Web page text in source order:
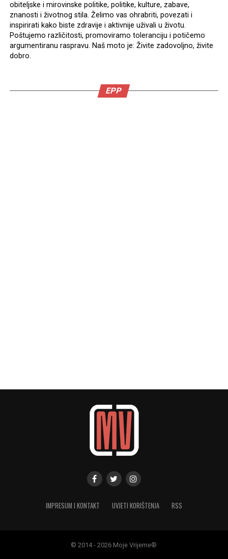
obiteljske i mirovinske politike, politike, kulture, zabave,
znanosti i životnog stila. Želimo vas ohrabriti, povezati i
inspirirati kako biste zdravije i aktivnije uživali u životu.
Poštujemo različitosti, promoviramo toleranciju i potičemo
argumentiranu raspravu. Naš moto je: Živite zadovoljno, živite
dobro.
EPP
IMPRESUM I KONTAKT UVJETI KORIŠTENJA RSS
© 2014 - 2026 Moje Vrijeme®